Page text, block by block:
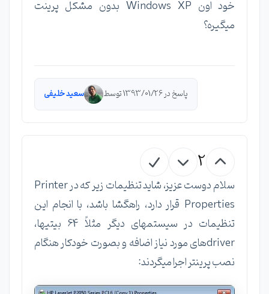
خود اون Windows XP بدون مشکل پرینت
میگیره؟
پاسخ در 1393/01/26 توسط سعید خلیفی
2
سلام دوست عزیز، شاید تنظیمات زیر که در Printer
Properties قرار دارد، راهگشا باشد، با انجام این
تنظیمات در سیستمهای دیگر مثلاً 64 بیتیها،
driverهای مورد نیاز اضافه و بصورت خودکار هنگام
نصب پرینتر اجرا میگردند: